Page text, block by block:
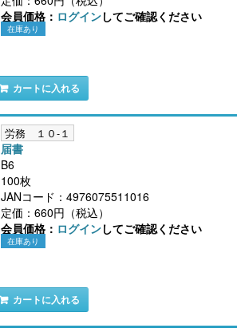
会員価格： ログインしてご確認ください
在庫あり
カートに入れる
労務 １０-１
届書
B6
100枚
JANコード：4976075511016
定価：660円（税込）
会員価格： ログインしてご確認ください
在庫あり
カートに入れる